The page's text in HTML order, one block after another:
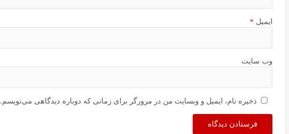
ایمیل *
وب‌ سایت
ذخیره نام، ایمیل و وبسایت من در مرورگر برای زمانی که دوباره دیدگاهی می‌نویسم.